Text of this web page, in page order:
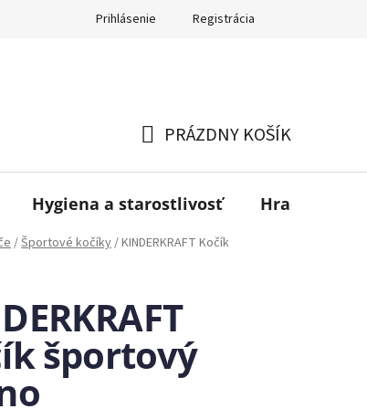
Prihlásenie Registrácia
KOŠÍK
PRÁZDNY KOŠÍK
Hygiena a starostlivosť Hračky
/Športové kočíky/KINDERKRAFT Kočík
športový